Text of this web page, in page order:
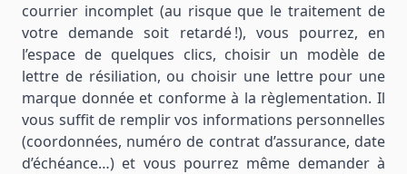
courrier incomplet (au risque que le traitement de
votre demande soit retardé !), vous pourrez, en
l’espace de quelques clics, choisir un modèle de
lettre de résiliation, ou choisir une lettre pour une
marque donnée et conforme à la règlementation. Il
vous suffit de remplir vos informations personnelles
(coordonnées, numéro de contrat d’assurance, date
d’échéance…) et vous pourrez même demander à